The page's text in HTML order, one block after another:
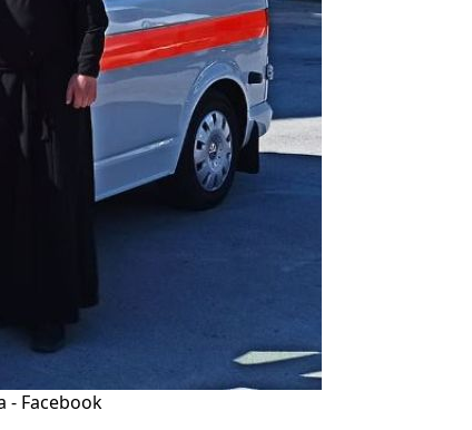
- Facebook